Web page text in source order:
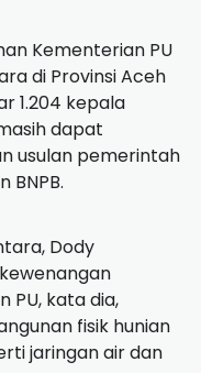
Kementerian PU
di Provinsi Aceh
1.204 kepala
dapat
usulan pemerintah
BNPB.
Dody
PU, kata dia,
fisik hunian
jaringan air dan